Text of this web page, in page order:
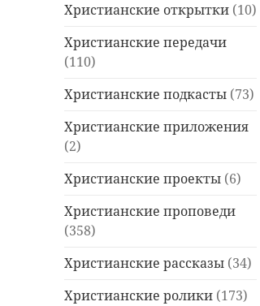
Христианские открытки (10)
Христианские передачи
(110)
Христианские подкасты (73)
Христианские приложения
(2)
Христианские проекты (6)
Христианские проповеди
(358)
Христианские рассказы (34)
Христианские ролики (173)